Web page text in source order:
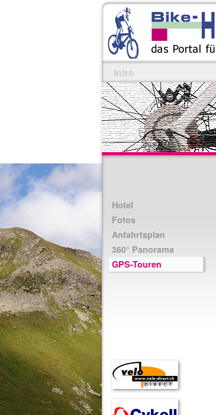
Intro
Hotel
Fotos
Anfahrtsplan
360° Panorama
GPS-Touren